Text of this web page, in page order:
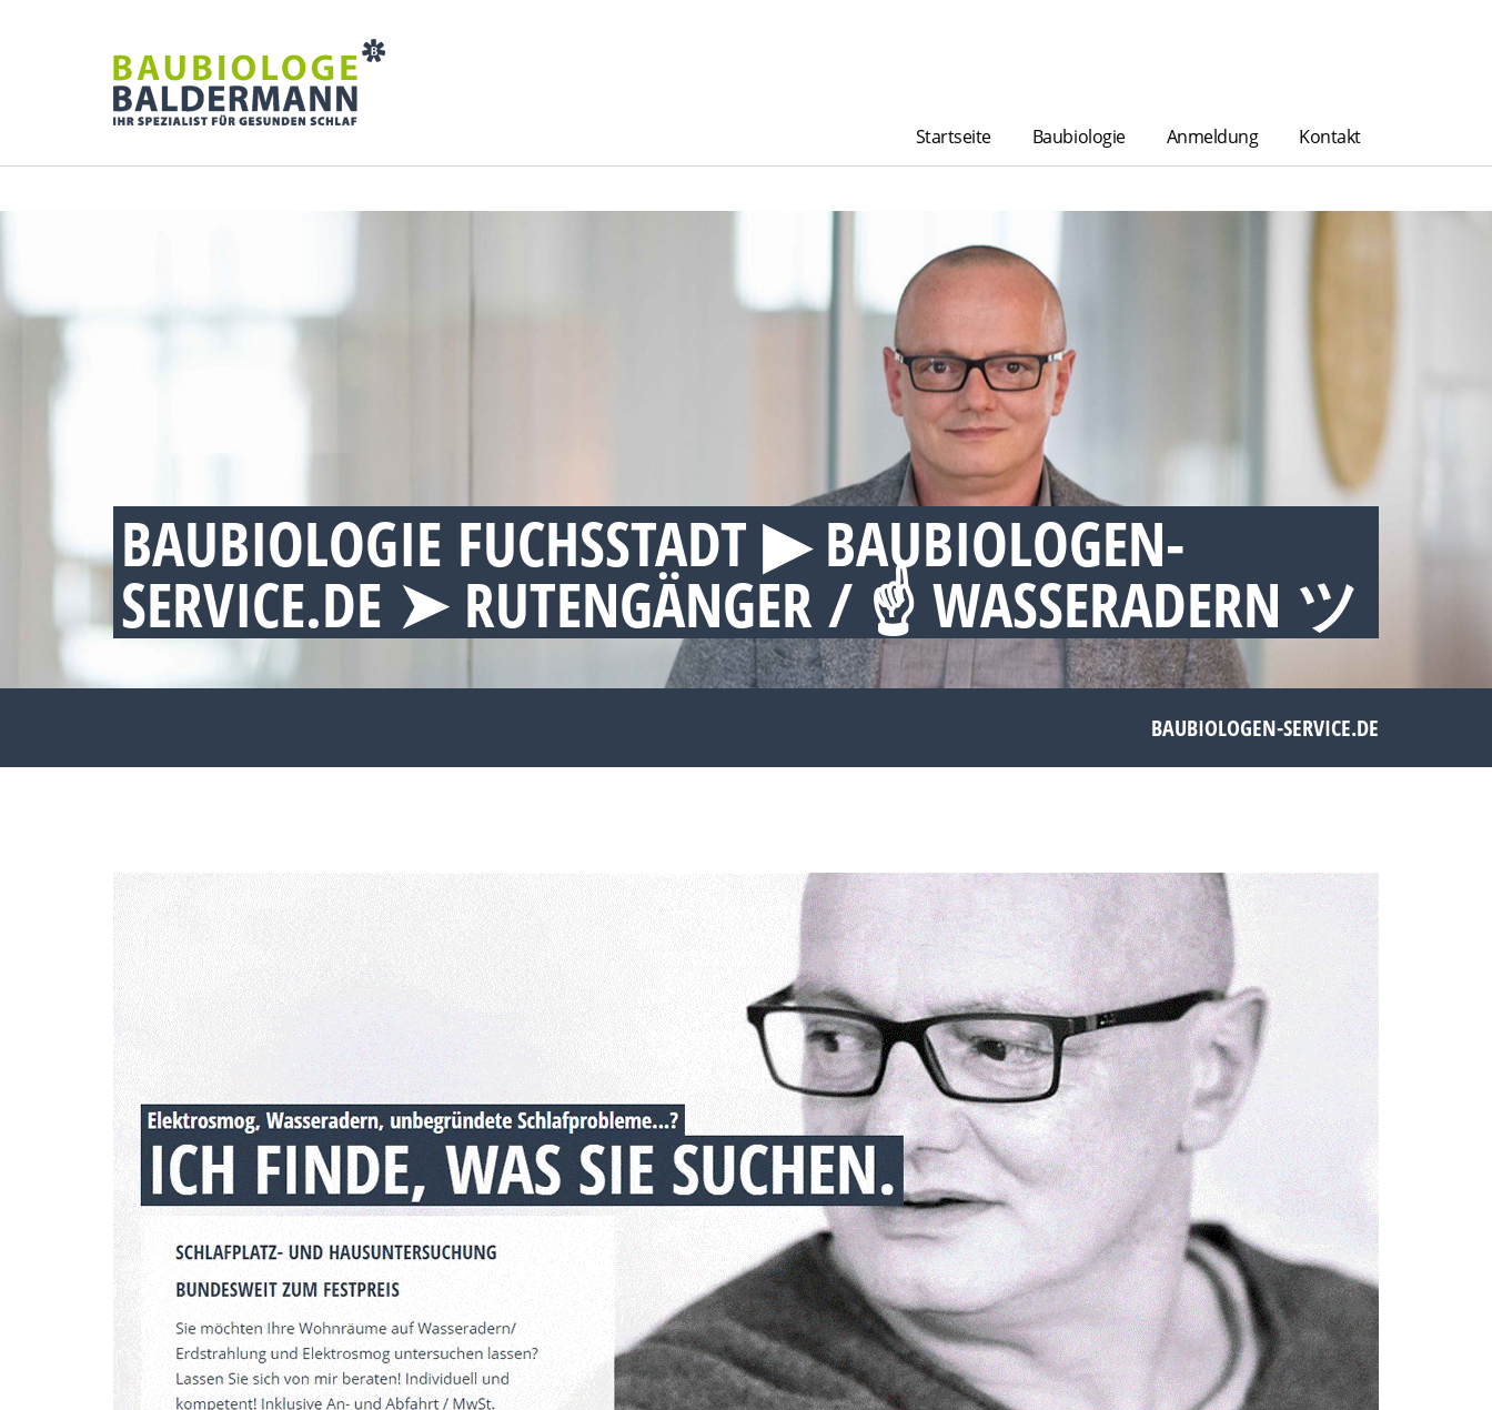
Startseite Baubiologie Anmeldung Kontakt
BAUBIOLOGIE FUCHSSTADT ▶︎ BAUBIOLOGEN-
SERVICE.DE ➤ RUTENGÄNGER / ☝ WASSERADERN ツ
BAUBIOLOGEN-SERVICE.DE